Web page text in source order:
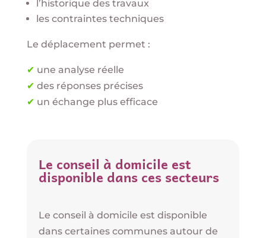
l’historique des travaux
les contraintes techniques
Le déplacement permet :
✔ une analyse réelle
✔ des réponses précises
✔ un échange plus efficace
Le conseil à domicile est
disponible dans ces secteurs
Le conseil à domicile est disponible
dans certaines communes autour de